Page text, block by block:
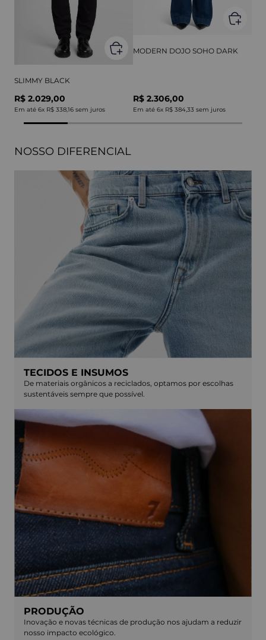
SLIMMY BLACK
R$ 2.029,00
Em até 6x R$ 338,16 sem juros
MODERN DOJO SOHO DARK
R$ 2.306,00
Em até 6x R$ 384,33 sem juros
NOSSO DIFERENCIAL
TECIDOS E INSUMOS
De materiais orgânicos a reciclados, optamos por escolhas
sustentáveis sempre que possível.
PRODUÇÃO
Inovação e novas técnicas de produção nos ajudam a reduzir
nosso impacto ecológico.